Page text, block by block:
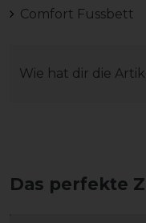
Comfort Fussbett
Wie hat dir die
Das perfekte